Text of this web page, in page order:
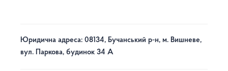
Юридична адреса: 08134, Бучанський р-н, м. Вишневе,
вул. Паркова, будинок 34 А